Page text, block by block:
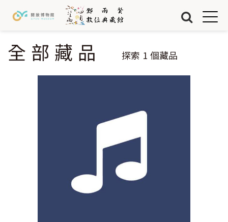
關於我們
Jump to Navigation
Jump to Main content
您在這裡
全部藏品 探索 1 個藏品